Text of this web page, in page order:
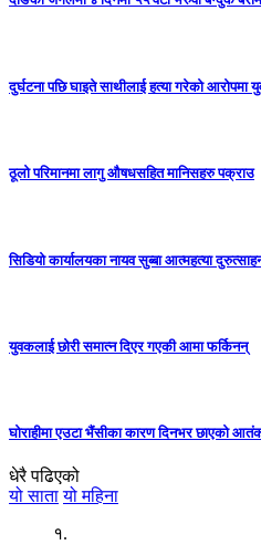
दुर्घटना पछि घाइते साथीलाई हत्या गरेको आरोपमा
ठूलो परिमानमा लागु औषधसहित मानिसहरु पक्राउ
सिडियो कार्यालयका नायव सुब्बा आत्महत्या
युवकलाई छोरी समात्न दिएर गएकी आमा फर्किनन्
घोराहीमा एउटा भैंसीका कारण दिनभर छाएको
धेरै पढिएको
यो साता यो महिना
१.